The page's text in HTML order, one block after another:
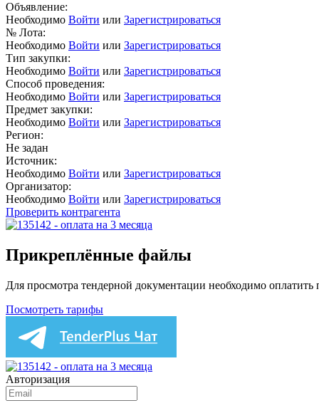
Объявление:
Необходимо Войти или Зарегистрироваться
№ Лота:
Необходимо Войти или Зарегистрироваться
Тип закупки:
Необходимо Войти или Зарегистрироваться
Способ проведения:
Необходимо Войти или Зарегистрироваться
Предмет закупки:
Необходимо Войти или Зарегистрироваться
Регион:
Не задан
Источник:
Необходимо Войти или Зарегистрироваться
Организатор:
Необходимо Войти или Зарегистрироваться
Проверить контрагента
Прикреплённые файлы
Для просмотра тендерной документации необходимо оплатить
Посмотреть тарифы
Авторизация